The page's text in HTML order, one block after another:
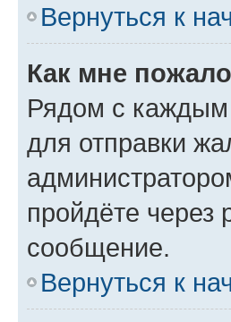
Вернуться к
Как мне
Рядом с каждым
для отправки
пройдёте
сообщение.
Вернуться к